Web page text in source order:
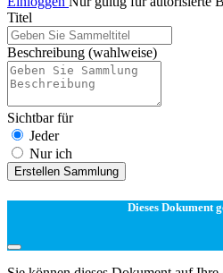
Titel
Beschreibung (wahlweise)
Sichtbar für
Jeder
Nur ich
Erstellen Sammlung
Dieses Dokument